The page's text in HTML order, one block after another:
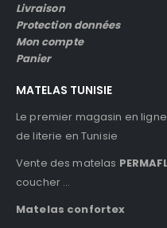
Livraison
Protection données
Mon compte
Panier
MATELAS TUNISIE
Le premier magasin en
de literie en Tunisie
Vente des matelas
coucher …
Matelas confortex